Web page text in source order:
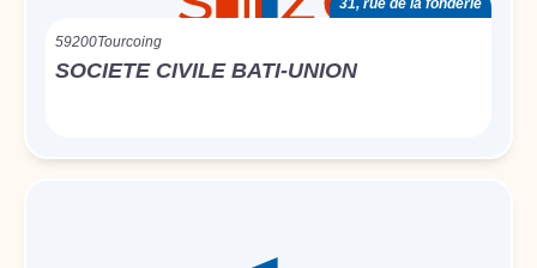
31, rue de la fonderie
59200Tourcoing
SOCIETE CIVILE BATI-UNION